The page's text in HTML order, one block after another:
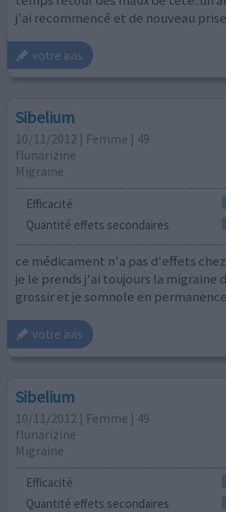
j'ai recommencé et de nouveau prise
votre avis
Sibelium
10/11/2012 | Femme | 49
flunarizine
Migraine
Efficacité
Quantité effets secondaires
ce médicament n'a pas d'effets
je le prends j'ai toujours la migraine
grossir et je somnole en permanence
votre avis
Sibelium
10/11/2012 | Femme | 49
flunarizine
Migraine
Efficacité
Quantité effets secondaires